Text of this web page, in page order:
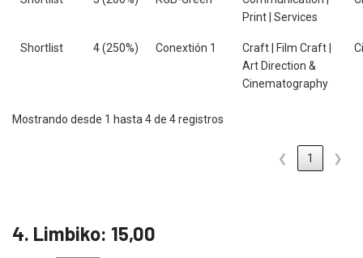
Print | Services
Shortlist 4 (250%) Conextión 1
Craft | Film Craft |
Art Direction &
Cinematography
Mostrando desde 1 hasta 4 de 4 registros
❮ 1 ❯
4. Limbiko: 15,00